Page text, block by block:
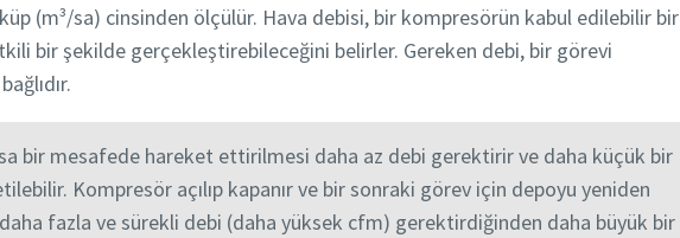
(m³/sa) cinsinden ölçülür. Hava debisi, bir kompresörün kabul edilebilir bir
bir şekilde gerçekleştirebileceğini belirler. Gereken debi, bir görevi
bir mesafede hareket ettirilmesi daha az debi gerektirir ve daha küçük bir
Kompresör açılıp kapanır ve bir sonraki görev için depoyu yeniden
fazla ve sürekli debi (daha yüksek cfm) gerektirdiğinden daha büyük bir